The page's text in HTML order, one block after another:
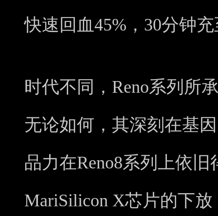
快速回血45%，30分钟
时代不同，Reno系列所
无论如何，其深刻在基
品力在Reno8系列上依
MariSilicon X芯片的下